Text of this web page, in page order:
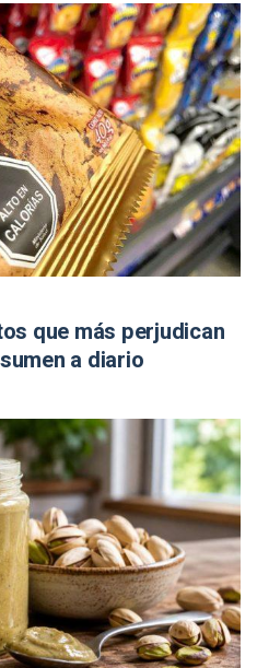
que más perjudican
a diario